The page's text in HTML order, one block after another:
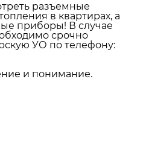
разъемные
в квартирах, а
приборы! В случае
срочно
УО по телефону:
и понимание.